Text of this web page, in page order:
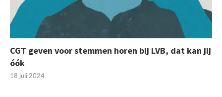
CGT geven voor stemmen horen bij LVB, dat kan jij
óók
18 juli 2024